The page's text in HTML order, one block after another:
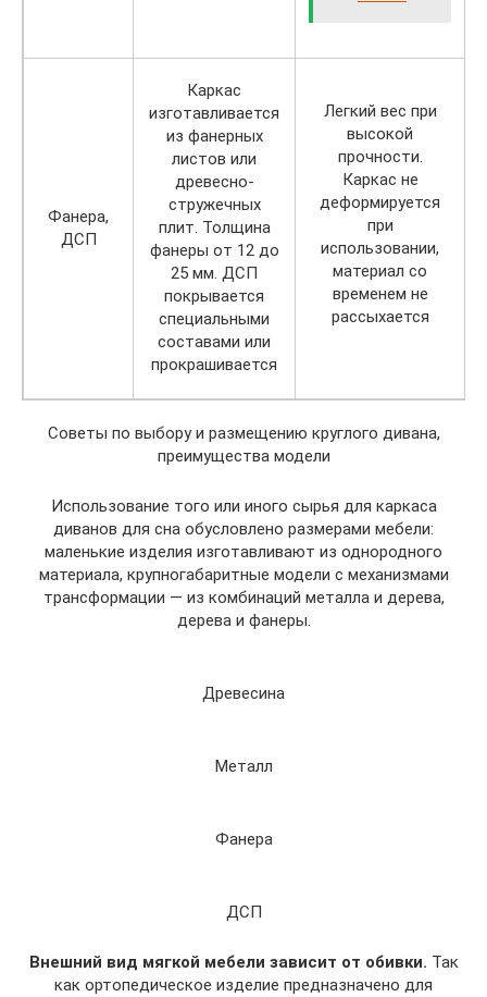
Фанера,
ДСП
Каркас
изготавливается
из фанерных
листов или
древесно-
стружечных
плит. Толщина
фанеры от 12 до
25 мм. ДСП
покрывается
специальными
составами или
прокрашивается
Легкий вес при
высокой
прочности.
Каркас не
деформируется
при
использовании,
материал со
временем не
рассыхается
Советы по выбору и размещению круглого дивана,
преимущества модели
Использование того или иного сырья для каркаса
диванов для сна обусловлено размерами мебели:
маленькие изделия изготавливают из однородного
материала, крупногабаритные модели с механизмами
трансформации — из комбинаций металла и дерева,
дерева и фанеры.
Древесина
Металл
Фанера
ДСП
Внешний вид мягкой мебели зависит от обивки. Так
как ортопедическое изделие предназначено для